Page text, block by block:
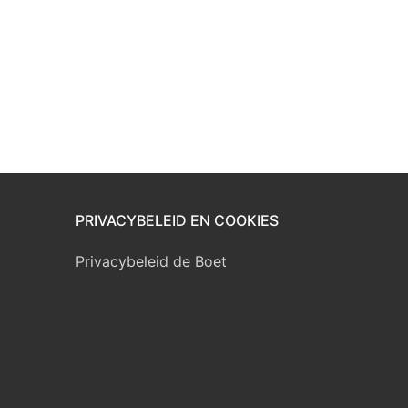
PRIVACYBELEID EN COOKIES
Privacybeleid de Boet